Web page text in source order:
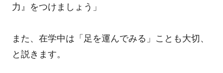
力』をつけましょう」
また、在学中は「足を運んでみる」ことも大切、
と説きます。